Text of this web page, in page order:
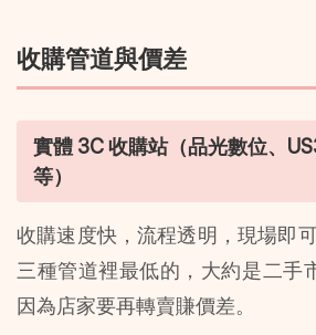
收購管道與價差
實體 3C 收購站（品光數位、
等）
收購速度快，流程透明，現場即
三種管道裡最低的，大約是二
因為店家要再轉賣賺價差。